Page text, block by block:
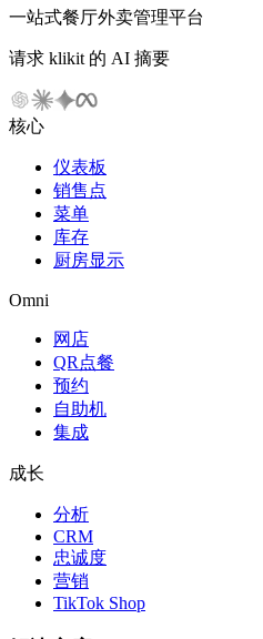
一站式餐厅外卖管理平台
请求 klikit 的 AI 摘要
核心
仪表板
销售点
菜单
库存
厨房显示
Omni
网店
QR点餐
预约
自助机
集成
成长
分析
CRM
忠诚度
营销
TikTok Shop